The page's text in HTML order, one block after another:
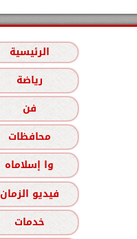
الرئيسية
رياضة
فن
محافظات
وا إسلاماه
فيديو الزمان
خدمات